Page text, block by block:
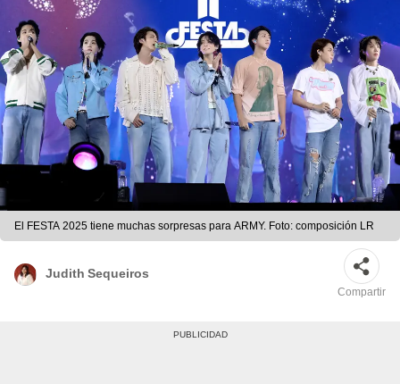
El FESTA 2025 tiene muchas sorpresas para ARMY. Foto: composición LR
Judith Sequeiros
Compartir